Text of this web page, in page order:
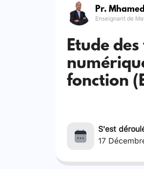
Pr.
Enseignant de
Etude
fonction
S'est
17